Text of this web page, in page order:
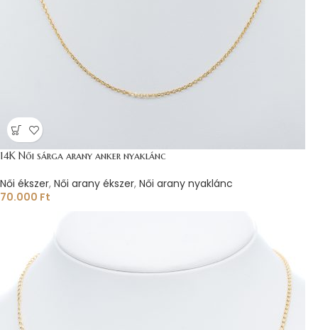
14K Női sárga arany anker nyaklánc
Női ékszer, Női arany ékszer, Női arany nyaklánc
70.000 Ft